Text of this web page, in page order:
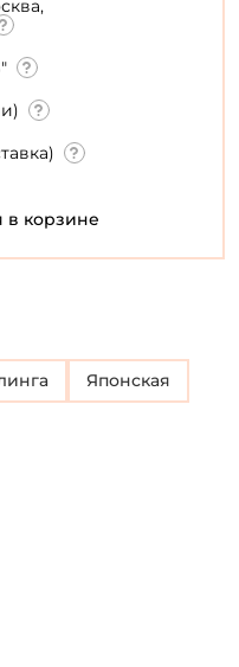
в корзине
Японская